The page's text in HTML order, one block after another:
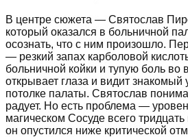
В центре сюжета — Святослав
который оказался в больничной
осознать, что с ним произошло.
— резкий запах карболовой
больничной койки и тупую боль во
открывает глаза и видит знакомый
потолке палаты. Святослав
радует. Но есть проблема —
магическом Сосуде всего
он опустился ниже критической